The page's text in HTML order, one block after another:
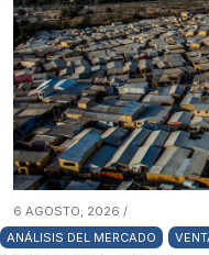
6 AGOSTO, 2026 /
ANÁLISIS DEL MERCADO